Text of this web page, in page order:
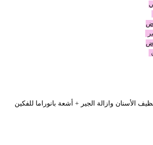
وازالة الجير + أشعة بانوراما للفكين